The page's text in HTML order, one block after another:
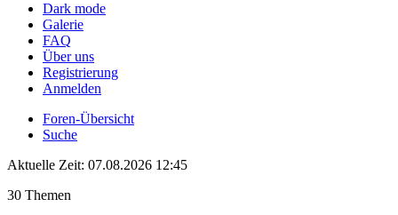
Dark mode
Galerie
FAQ
Über uns
Registrierung
Anmelden
Foren-Übersicht
Suche
Aktuelle Zeit: 07.08.2026 12:45
30 Themen